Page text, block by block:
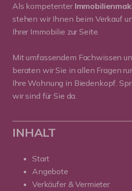
Als kompetenter
stehen wir Ihnen beim Verkauf
Ihrer Immobilie zur Seite.
Mit umfassendem Fachwissen
beraten wir Sie in allen Fragen
Ihre Wohnung in Biedenkopf.
wir sind für Sie da.
INHALT
Start
Angebote
Verkäufer & Vermieter